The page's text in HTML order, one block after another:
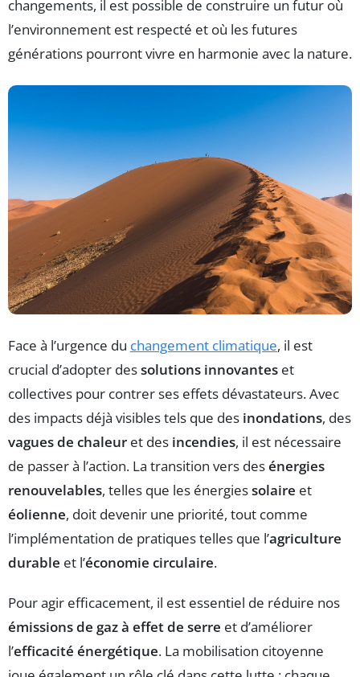
changements, il est possible de construire un futur où
l’environnement est respecté et où les futures
générations pourront vivre en harmonie avec la nature.
Face à l’urgence du changement climatique, il est
crucial d’adopter dessolutions innovantes et
collectives pour contrer ses effets dévastateurs. Avec
des impacts déjà visibles tels que des inondations, des
vagues de chaleur et des incendies, il est nécessaire
de passer à l’action. La transition vers desénergies
renouvelables, telles que les énergiessolaire et
éolienne, doit devenir une priorité, tout comme
l’implémentation de pratiques telles que l’agriculture
durable et l’économie circulaire.
Pour agir efficacement, il est essentiel de réduire nos
émissions de gaz à effet de serre et d’améliorer
l’efficacité énergétique. La mobilisation citoyenne